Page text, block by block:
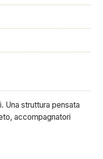
Una struttura pensata
accompagnatori